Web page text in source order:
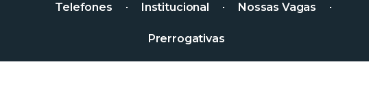
Telefones Institucional Nossas Vagas
Prerrogativas